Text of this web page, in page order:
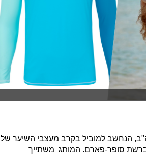
הנחשב למוביל בקרב מעצבי השיער של
ברשת סופר-פארם. המותג משתייך